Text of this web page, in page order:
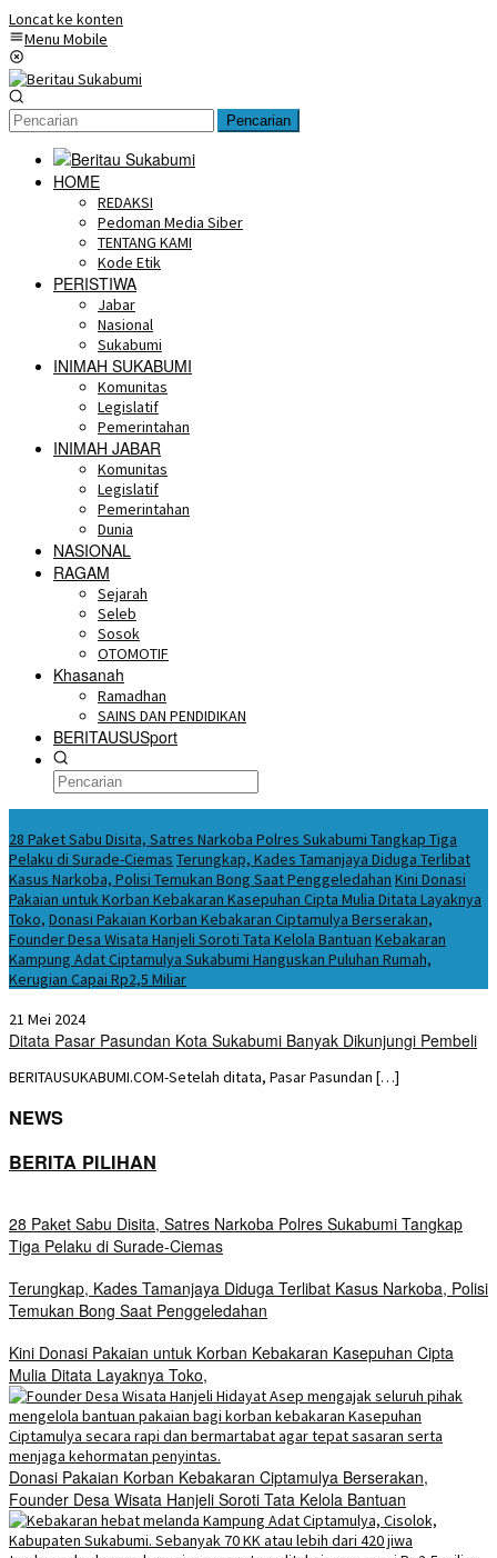
Loncat ke konten
Menu Mobile
Pencarian
HOME
REDAKSI
Pedoman Media Siber
TENTANG KAMI
Kode Etik
PERISTIWA
Jabar
Nasional
Sukabumi
INIMAH SUKABUMI
Komunitas
Legislatif
Pemerintahan
INIMAH JABAR
Komunitas
Legislatif
Pemerintahan
Dunia
NASIONAL
RAGAM
Sejarah
Seleb
Sosok
OTOMOTIF
Khasanah
Ramadhan
SAINS DAN PENDIDIKAN
BERITAUSUSport
28 Paket Sabu Disita, Satres Narkoba Polres Sukabumi Tangkap Tiga
Pelaku di Surade-Ciemas Terungkap, Kades Tamanjaya Diduga Terlibat
Kasus Narkoba, Polisi Temukan Bong Saat Penggeledahan Kini Donasi
Pakaian untuk Korban Kebakaran Kasepuhan Cipta Mulia Ditata Layaknya
Toko, Donasi Pakaian Korban Kebakaran Ciptamulya Berserakan,
Founder Desa Wisata Hanjeli Soroti Tata Kelola Bantuan Kebakaran
Kampung Adat Ciptamulya Sukabumi Hanguskan Puluhan Rumah,
Kerugian Capai Rp2,5 Miliar
21 Mei 2024
Ditata Pasar Pasundan Kota Sukabumi Banyak Dikunjungi Pembeli
BERITAUSUKABUMI.COM-Setelah ditata, Pasar Pasundan […]
NEWS
BERITA PILIHAN
28 Paket Sabu Disita, Satres Narkoba Polres Sukabumi Tangkap
Tiga Pelaku di Surade-Ciemas
Terungkap, Kades Tamanjaya Diduga Terlibat Kasus Narkoba, Polisi
Temukan Bong Saat Penggeledahan
Kini Donasi Pakaian untuk Korban Kebakaran Kasepuhan Cipta
Mulia Ditata Layaknya Toko,
Donasi Pakaian Korban Kebakaran Ciptamulya Berserakan,
Founder Desa Wisata Hanjeli Soroti Tata Kelola Bantuan